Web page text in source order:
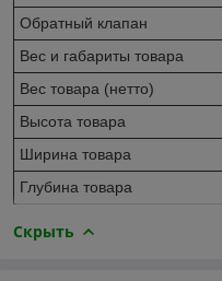
Обратный клапан
Вес и габариты товара
Вес товара (нетто)
Высота товара
Ширина товара
Глубина товара
Скрыть